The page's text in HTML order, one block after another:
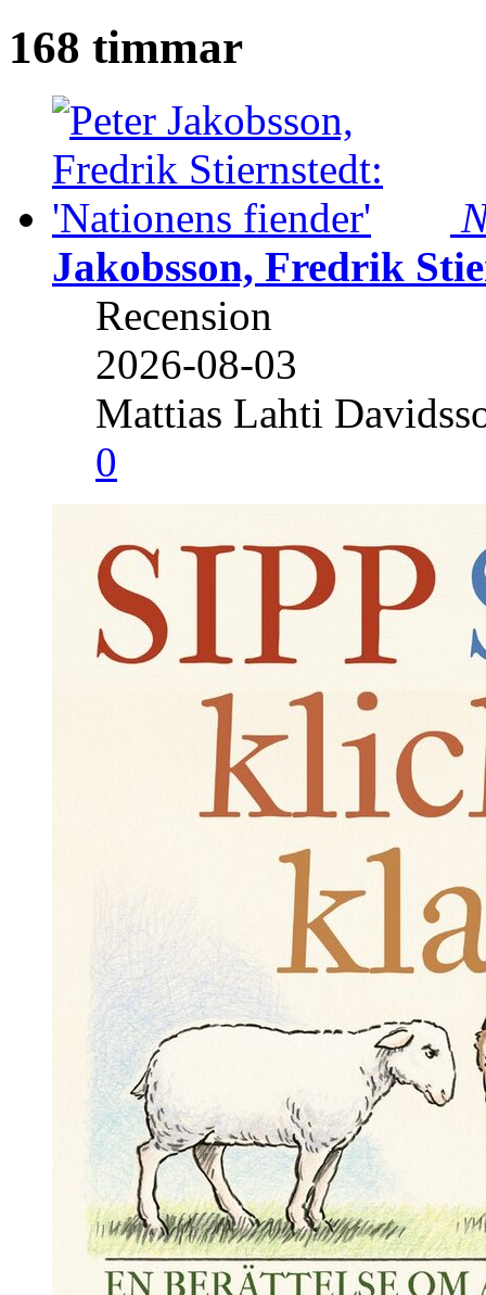
168 timmar
Jakobsson, Fredrik
Recension
2026-08-03
Mattias Lahti
0